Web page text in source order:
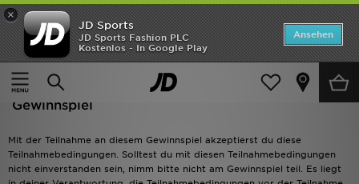
×
JD Sports
JD Sports Fashion PLC
Kostenlos - In Google Play
Ansehen
Startseite
Teilnahmebedingungen für das JD Sneaker-Gewinnspiel
Teilnahmebedingungen für das JD Sneaker-
Gewinnspiel
Mit der Teilnahme an diesem Gewinnspiel akzeptierst du diese
Teilnahmebedingungen. Solltest du mit diesen Teilnahmebedingungen
nicht einverstanden sein, nimm bitte nicht am Gewinnspiel teil. Es liegt
Startseite
ANGEBOTE
Marken
Neuheiten
Herren